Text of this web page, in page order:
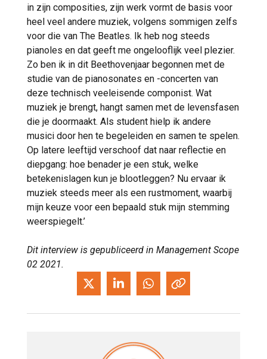
in zijn composities, zijn werk vormt de basis voor
heel veel andere muziek, volgens sommigen zelfs
voor die van The Beatles. Ik heb nog steeds
pianoles en dat geeft me ongelooflijk veel plezier.
Zo ben ik in dit Beethovenjaar begonnen met de
studie van de pianosonates en -concerten van
deze technisch veeleisende componist. Wat
muziek je brengt, hangt samen met de levensfasen
die je doormaakt. Als student hielp ik andere
musici door hen te begeleiden en samen te spelen.
Op latere leeftijd verschoof dat naar reflectie en
diepgang: hoe benader je een stuk, welke
betekenislagen kun je blootleggen? Nu ervaar ik
muziek steeds meer als een rustmoment, waarbij
mijn keuze voor een bepaald stuk mijn stemming
weerspiegelt.’
Dit interview is gepubliceerd in Management Scope
02 2021.